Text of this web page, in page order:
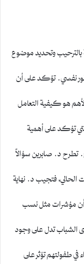
بالترحيب وتحديد موضوع
نفسي. تؤكد على أن
هو كيفية التعامل
تؤكد على أهمية
تطرح د. صابرين سؤالاً
الحالي، فتجيب د. نهاية
أن مؤشرات مثل نسب
الشباب تدل على وجود
في طفولتهم تؤثر على